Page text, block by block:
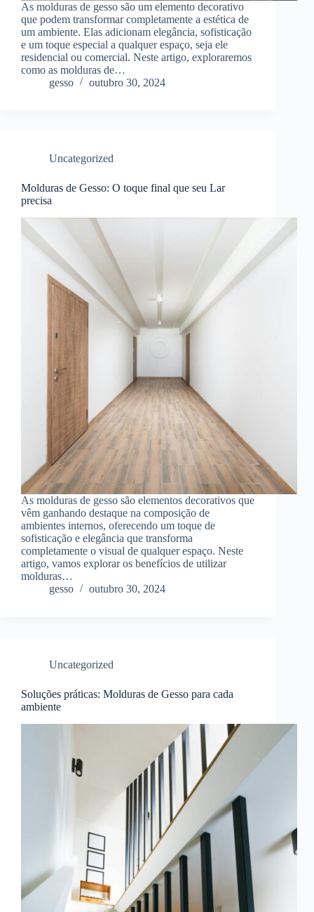
As molduras de gesso são um elemento decorativo
que podem transformar completamente a estética de
um ambiente. Elas adicionam elegância, sofisticação
e um toque especial a qualquer espaço, seja ele
residencial ou comercial. Neste artigo, exploraremos
como as molduras de…
gesso
outubro 30, 2024
Uncategorized
Molduras de Gesso: O toque final que seu Lar
precisa
As molduras de gesso são elementos decorativos que
vêm ganhando destaque na composição de
ambientes internos, oferecendo um toque de
sofisticação e elegância que transforma
completamente o visual de qualquer espaço. Neste
artigo, vamos explorar os benefícios de utilizar
molduras…
gesso
outubro 30, 2024
Uncategorized
Soluções práticas: Molduras de Gesso para cada
ambiente